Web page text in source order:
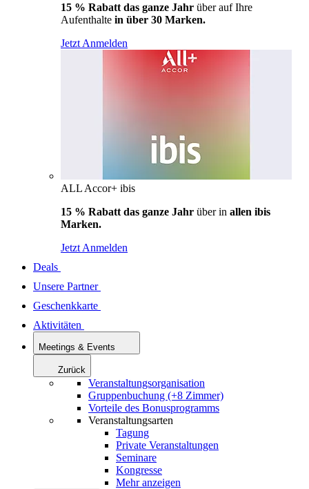
15 % Rabatt das ganze Jahr über auf Ihre
Aufenthalte in über 30 Marken.
Jetzt Anmelden
ALL Accor+ ibis
15 % Rabatt das ganze Jahr über in allen ibis
Marken.
Jetzt Anmelden
Deals
Unsere Partner
Geschenkkarte
Aktivitäten
Meetings & Events
Zurück
Veranstaltungsorganisation
Gruppenbuchung (+8 Zimmer)
Vorteile des Bonusprogramms
Veranstaltungsarten
Tagung
Private Veranstaltungen
Seminare
Kongresse
Mehr anzeigen